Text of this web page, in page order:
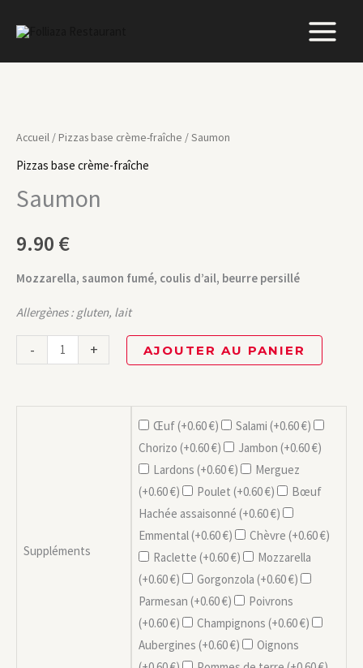
Accueil / Pizzas base crème-fraîche / Saumon
Pizzas base crème-fraîche
Saumon
9.90 €
Mozzarella, saumon fumé, coulis d’ail, beurre persillé
Allergènes : gluten, lait
-
de
Saumon
+ AJOUTER AU PANIER
Suppléments
Œuf (+0.60€) Salami (+0.60€)
Chorizo (+0.60€) Jambon (+0.60€)
Lardons (+0.60€)
Merguez
(+0.60€) Poulet (+0.60€)
Bœuf
Hachée assaisonné (+0.60€)
Emmental (+0.60€) Chèvre (+0.60€)
Raclette (+0.60€)
Mozzarella
(+0.60€) Gorgonzola (+0.60€)
Parmesan (+0.60€)
Poivrons
(+0.60€) Champignons (+0.60€)
Aubergines (+0.60€)
Oignons